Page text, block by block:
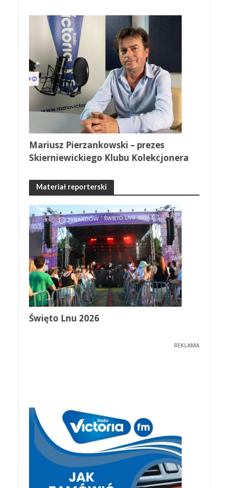
Mariusz Pierzankowski – prezes
Skierniewickiego Klubu Kolekcjonera
Materiał reporterski
Święto Lnu 2026
REKLAMA